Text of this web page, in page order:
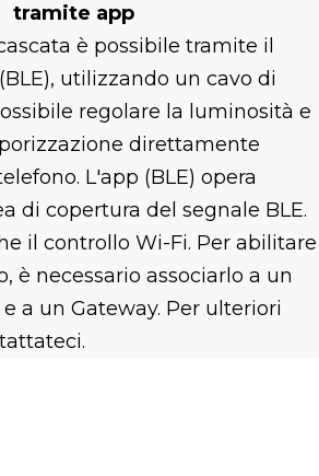
tramite app
è possibile tramite il
utilizzando un cavo di
regolare la luminosità e
direttamente
L'app (BLE) opera
di copertura del segnale BLE.
il controllo Wi-Fi. Per abilitare
è necessario associarlo a un
a un Gateway. Per ulteriori